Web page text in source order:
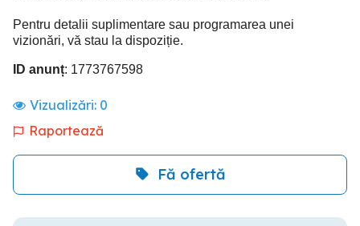
Pentru detalii suplimentare sau programarea unei
vizionări, vă stau la dispoziție.
ID anunț: 1773767598
Vizualizări: 0
Raportează
Fă ofertă